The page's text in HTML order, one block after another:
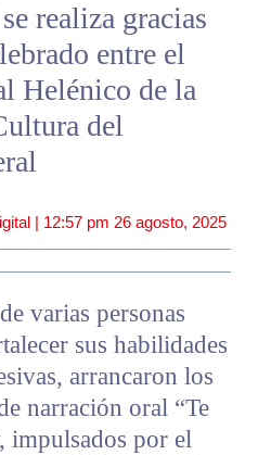
realiza gracias
entre el
Helénico de la
del
| 12:57 pm 26 agosto, 2025
varias personas
sus habilidades
arrancaron los
narración oral “Te
impulsados por el